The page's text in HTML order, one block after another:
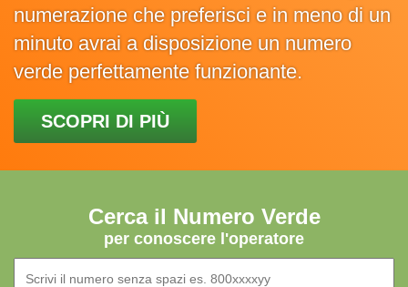
numerazione che preferisci e in meno di un
minuto avrai a disposizione un numero
verde perfettamente funzionante.
SCOPRI DI PIÙ
Cerca il Numero Verde
per conoscere l'operatore